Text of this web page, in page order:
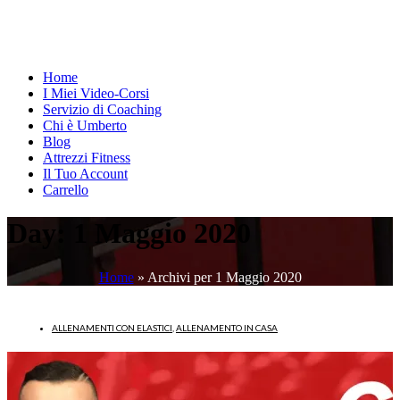
Home
I Miei Video-Corsi
Servizio di Coaching
Chi è Umberto
Blog
Attrezzi Fitness
Il Tuo Account
Carrello
Day: 1 Maggio 2020
Home» Archivi per 1 Maggio 2020
ALLENAMENTI CON ELASTICI ALLENAMENTO IN CASA